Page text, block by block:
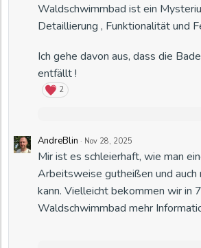
Waldschwimmbad ist ein
Detaillierung , Funktionalität und
Ich gehe davon aus, dass die
entfällt !
2
AndreBlin · Nov 28, 2025
Mir ist es schleierhaft, wie man
Arbeitsweise gutheißen und auch
kann. Vielleicht bekommen wir in
Waldschwimmbad mehr